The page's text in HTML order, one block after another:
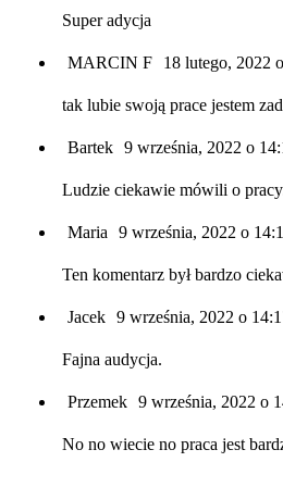
Super adycja
MARCIN F 18 lutego, 2022
tak lubie swoją prace jestem
Bartek 9 września, 2022 o
Ludzie ciekawie mówili o
Maria 9 września, 2022 o
Ten komentarz był bardzo
Jacek 9 września, 2022 o
Fajna audycja.
Przemek 9 września, 2022 o
No no wiecie no praca jest